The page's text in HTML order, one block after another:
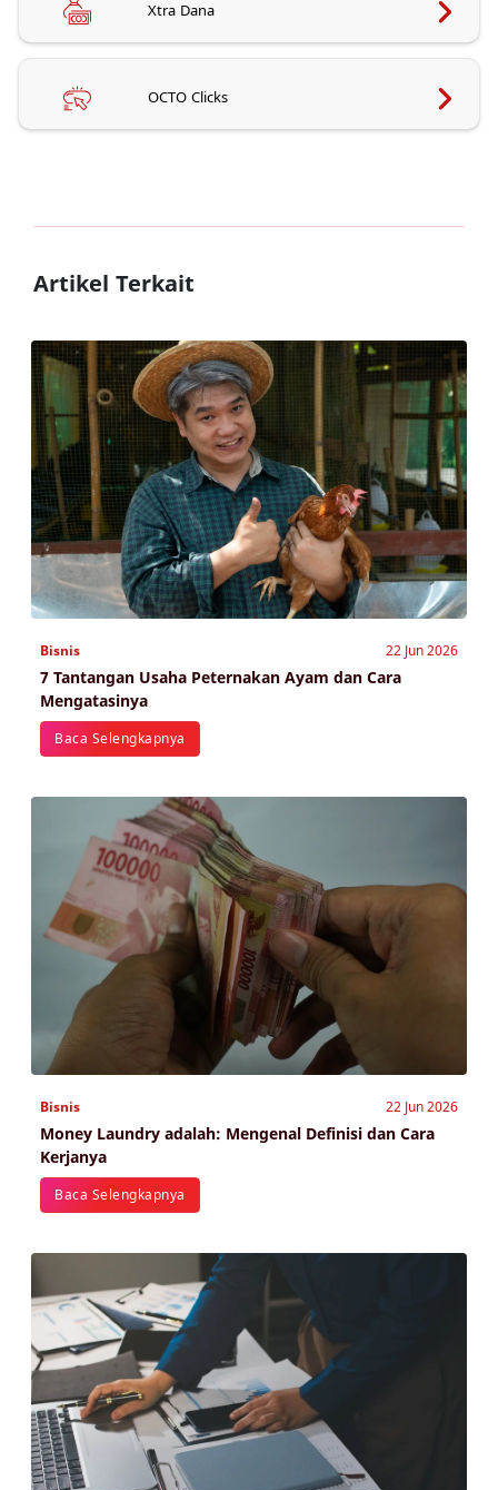
Xtra Dana
OCTO Clicks
Artikel Terkait
Bisnis 22 Jun 2026
7 Tantangan Usaha Peternakan Ayam dan Cara
Mengatasinya
Baca Selengkapnya
Bisnis 22 Jun 2026
Money Laundry adalah: Mengenal Definisi dan Cara
Kerjanya
Baca Selengkapnya